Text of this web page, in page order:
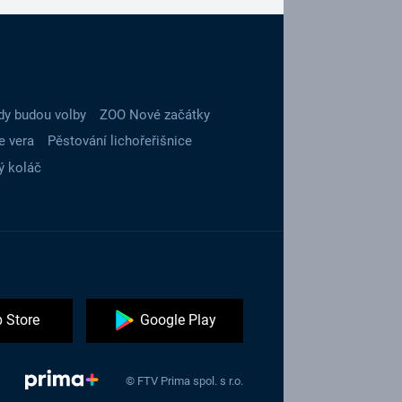
budou volby
ZOO Nové začátky
vera
Pěstování lichořeřišnice
koláč
Store Google Play
© FTV Prima spol. s r.o.